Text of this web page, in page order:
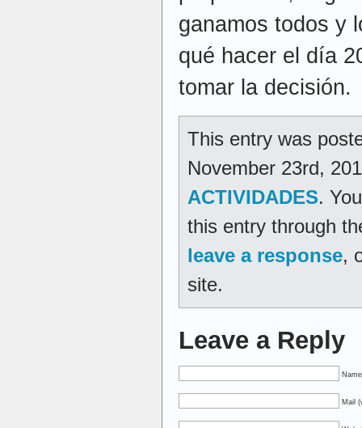
ganamos todos y
qué hacer el día
tomar la decisión.
This entry was
November 23rd,
ACTIVIDADES.
this entry through
leave a response,
site.
Leave a Reply
Mail